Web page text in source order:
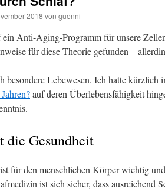
2018 von guenni
ein Anti-Aging-Programm für unsere
für diese Theorie gefunden –
besondere Lebewesen. Ich hatte kürzlich
auf deren Überlebensfähigkeit
die Gesundheit
für den menschlichen Körper wichtig
ist sich sicher, dass ausreichend